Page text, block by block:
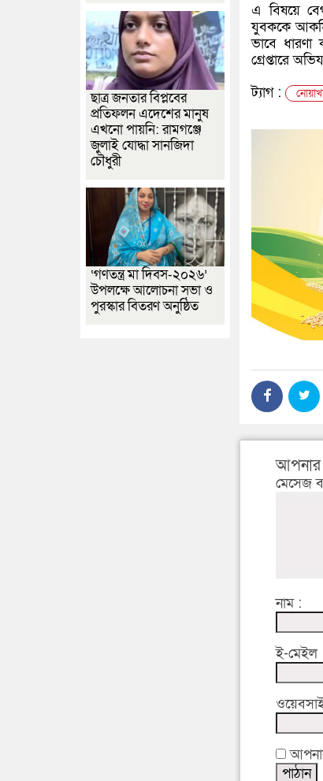
এ বিষয়ে
যুবককে
ভাবে ধারণা
গ্রেপ্তারে
ট্যাগ :
আপনার
মেসেজ
নাম :
ই-মেইল
ছাত্র জনতার বিপ্লবের
প্রতিফলন এদেশের মানুষ
এখনো পায়নি: রামগঞ্জে
জুলাই যোদ্ধা সানজিদা
চৌধুরী
‘গণতন্ত্র মা দিবস-২০২৬’
উপলক্ষে আলোচনা সভা ও
পুরস্কার বিতরণ অনুষ্ঠিত